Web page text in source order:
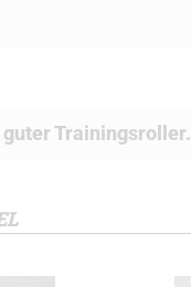
Trainingsroller.